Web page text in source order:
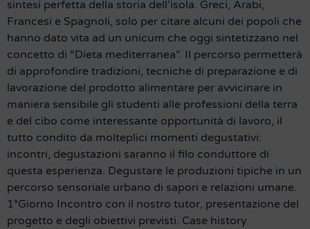
sintesi perfetta della storia dell’isola. Greci, Arabi,
Francesi e Spagnoli, solo per citare alcuni dei popoli che
hanno dato vita ad un unicum che oggi sintetizzano nel
concetto di “Dieta mediterranea”. Il percorso permetterà
di approfondire tradizioni, tecniche di preparazione e di
lavorazione del prodotto alimentare per avvicinare in
maniera sensibile gli studenti alle professioni della terra
e del cibo come interessante opportunità di lavoro, il
tutto condito da molteplici momenti degustativi:
incontri, degustazioni saranno il filo conduttore di
questa esperienza. Degustare le produzioni tipiche in un
percorso sensoriale urbano di sapori e relazioni umane.
1°Giorno Incontro con il nostro tutor, presentazione del
progetto e degli obiettivi previsti. Case history